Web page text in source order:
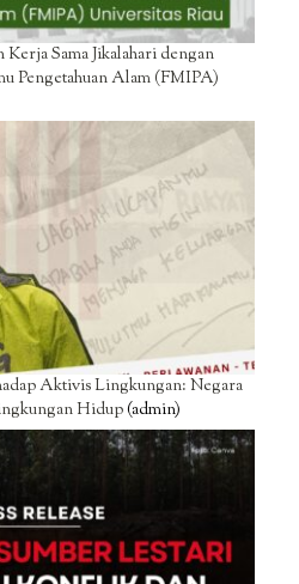
Kerja Sama Jikalahari dengan
Pengetahuan Alam (FMIPA)
Aktivis Lingkungan: Negara
Hidup(admin)